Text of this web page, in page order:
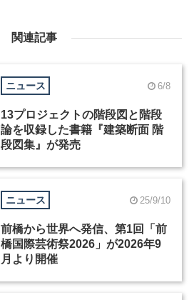
関連記事
ニュース 6/8
13プロジェクトの階段図と階段
論を収録した書籍『建築断面 階
段図集』が発売
ニュース 25/9/10
前橋から世界へ発信、第1回「前
橋国際芸術祭2026」が2026年9
月より開催